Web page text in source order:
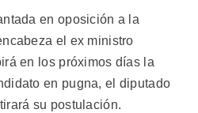
en oposición a la
el ex ministro
en los próximos días la
en pugna, el diputado
su postulación.